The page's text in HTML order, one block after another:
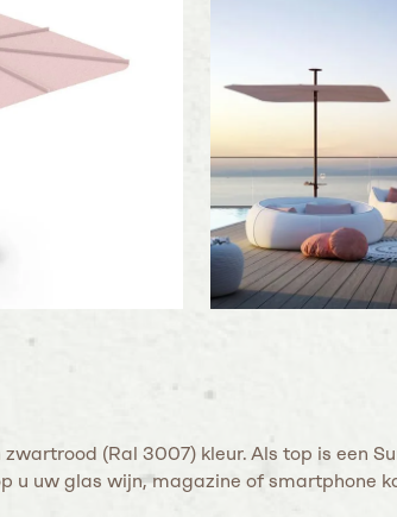
(Ral 3007) kleur. Als top is een
uw glas wijn, magazine of smartphone